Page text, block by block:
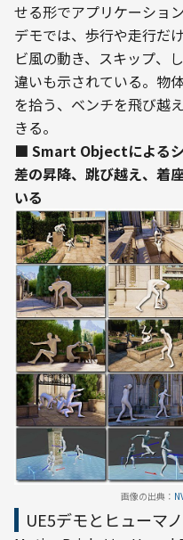
せる形でアプリケーショ
デモでは、歩行や走行だ
ビ風の動き、スキップ、
違いも示されている。物
を拾う、ベンチを飛び越
きる。
■ Smart Objectによるシ
差の昇降、跳び越え、着
いる
画像の出典：
UE5デモとヒューマ